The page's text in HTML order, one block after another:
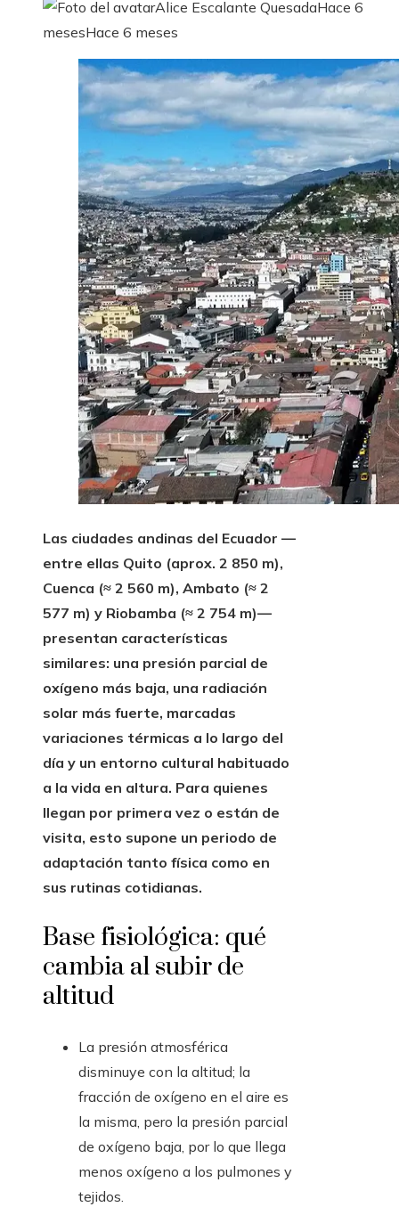
Alice Escalante QuesadaHace 6
mesesHace 6 meses
Las ciudades andinas del Ecuador —
entre ellas Quito (aprox. 2 850 m),
Cuenca (≈ 2 560 m), Ambato (≈ 2
577 m) y Riobamba (≈ 2 754 m)—
presentan características
similares: una presión parcial de
oxígeno más baja, una radiación
solar más fuerte, marcadas
variaciones térmicas a lo largo del
día y un entorno cultural habituado
a la vida en altura. Para quienes
llegan por primera vez o están de
visita, esto supone un periodo de
adaptación tanto física como en
sus rutinas cotidianas.
Base fisiológica: qué
cambia al subir de
altitud
La presión atmosférica
disminuye con la altitud; la
fracción de oxígeno en el aire es
la misma, pero la presión parcial
de oxígeno baja, por lo que llega
menos oxígeno a los pulmones y
tejidos.